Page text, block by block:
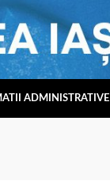
ADMINISTRATIVE